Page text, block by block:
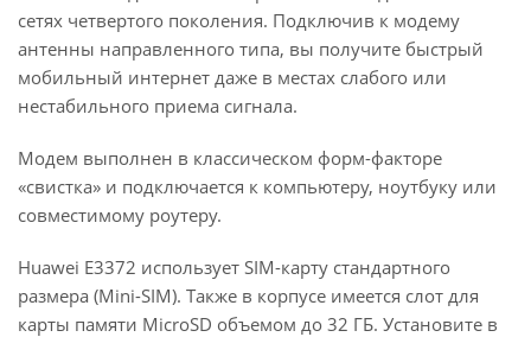
сетях четвертого поколения. Подключив к модему
антенны направленного типа, вы получите быстрый
мобильный интернет даже в местах слабого или
нестабильного приема сигнала.
Модем выполнен в классическом форм-факторе
«свистка» и подключается к компьютеру, ноутбуку или
совместимому роутеру.
Huawei E3372 использует SIM-карту стандартного
размера (Mini-SIM). Также в корпусе имеется слот для
карты памяти MicroSD объемом до 32 ГБ. Установите в